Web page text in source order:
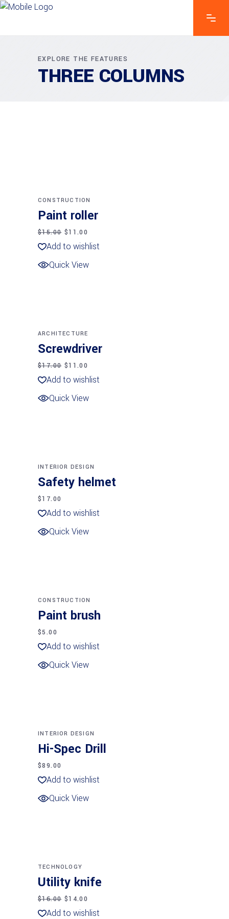
EXPLORE THE FEATURES
THREE COLUMNS
SALE
CONSTRUCTION
Paint roller
$15.00 $11.00
Add to wishlist
Quick View
SALE
ARCHITECTURE
Screwdriver
$17.00 $11.00
Add to wishlist
Quick View
INTERIOR DESIGN
Safety helmet
$17.00
Add to wishlist
Quick View
CONSTRUCTION
Paint brush
$5.00
Add to wishlist
Quick View
INTERIOR DESIGN
Hi-Spec Drill
$89.00
Add to wishlist
Quick View
SALE
TECHNOLOGY
Utility knife
$16.00 $14.00
Add to wishlist